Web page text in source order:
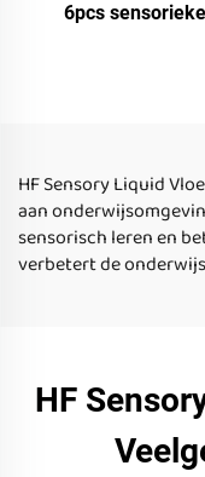
6pcs sensorieke
HF Sensory Liquid
aan
sensorisch leren en
verbetert de
HF